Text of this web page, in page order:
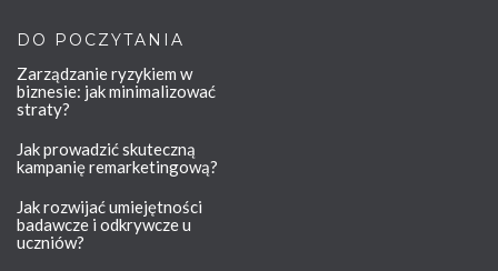
DO POCZYTANIA
Zarządzanie ryzykiem w
biznesie: jak minimalizować
straty?
Jak prowadzić skuteczną
kampanię remarketingową?
Jak rozwijać umiejętności
badawcze i odkrywcze u
uczniów?